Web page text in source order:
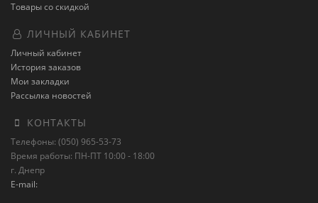
Товары со скидкой
ЛИЧНЫЙ КАБИНЕТ
Личный кабинет
История заказов
Мои закладки
Рассылка новостей
КОНТАКТЫ
Телефоны: (050) 965-53-73
Время работы: ПН-ПТ 10:00 - 18:00
г. Днепр
E-mail: